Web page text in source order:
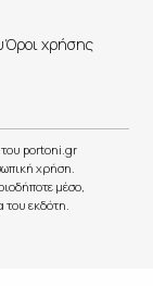
Όροι χρήσης
του portoni.gr
χρήση.
μέσο,
εκδότη.